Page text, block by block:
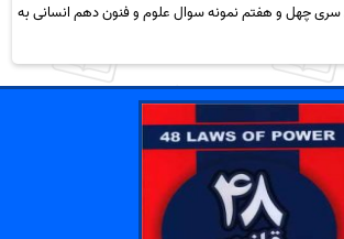
سری چهل و هفتم نمونه سوال علوم و فنون دهم انسانی به